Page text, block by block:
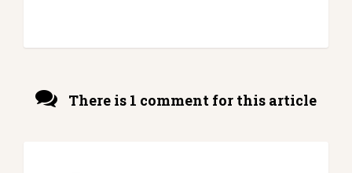
There is 1 comment for this article